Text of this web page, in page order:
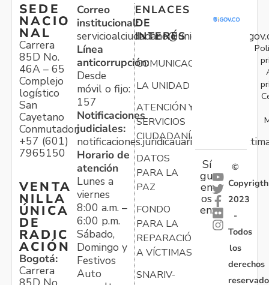
SEDE
NACIO
NAL
Carrera
85D No.
46A – 65
Complejo
logístico
San
Cayetano
Conmutador:
+57 (601)
7965150
VENTA
NILLA
ÚNICA
DE
RADIC
ACIÓN
Bogotá:
Carrera
Correo
institucional:
Línea
anticorrupción:
Desde
móvil o fijo:
157
Notificaciones
judiciales:
Horario de
atención
Lunes a
viernes
8:00 a.m. –
6:00 p.m.
Sábado,
Domingo y
Festivos
Auto
ENLACES
DE
INTERÉS
COMUNICACIONES
LA UNIDAD
ATENCIÓN Y
SERVICIOS
CIUDADANÍA
DATOS
PARA LA
PAZ
FONDO
PARA LA
REPARACIÓN
A VÍCTIMAS
SNARIV-
Sí
gu
en
os
en:
©
Copyrigth
2023
-
Todos
los
derechos